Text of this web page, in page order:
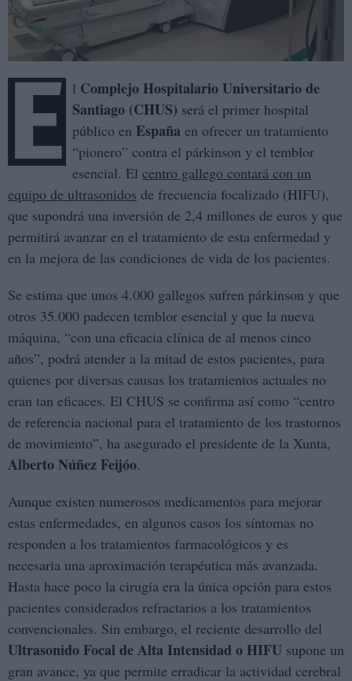
E l Complejo Hospitalario Universitario de
Santiago (CHUS) será el primer hospital
público en España en ofrecer un tratamiento
“pionero” contra el párkinson y el temblor
esencial. El centro gallego contará con un
equipo de ultrasonidos de frecuencia focalizado (HIFU),
que supondrá una inversión de 2,4 millones de euros y que
permitirá avanzar en el tratamiento de esta enfermedad y
en la mejora de las condiciones de vida de los pacientes.
Se estima que unos 4.000 gallegos sufren párkinson y que
otros 35.000 padecen temblor esencial y que la nueva
máquina, “con una eficacia clínica de al menos cinco
años”, podrá atender a la mitad de estos pacientes, para
quienes por diversas causas los tratamientos actuales no
eran tan eficaces. El CHUS se confirma así como “centro
de referencia nacional para el tratamiento de los trastornos
de movimiento”, ha asegurado el presidente de la Xunta,
Alberto Núñez Feijóo.
Aunque existen numerosos medicamentos para mejorar
estas enfermedades, en algunos casos los síntomas no
responden a los tratamientos farmacológicos y es
necesaria una aproximación terapéutica más avanzada.
Hasta hace poco la cirugía era la única opción para estos
pacientes considerados refractarios a los tratamientos
convencionales. Sin embargo, el reciente desarrollo del
Ultrasonido Focal de Alta Intensidad o HIFU supone un
gran avance, ya que permite erradicar la actividad cerebral